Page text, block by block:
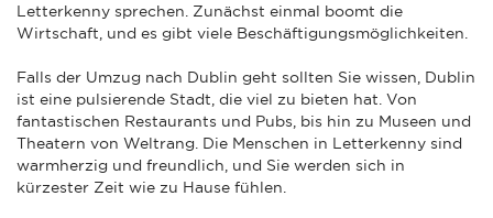
Letterkenny sprechen. Zunächst einmal boomt die
Wirtschaft, und es gibt viele Beschäftigungsmöglichkeiten.
Falls der Umzug nach Dublin geht sollten Sie wissen, Dublin
ist eine pulsierende Stadt, die viel zu bieten hat. Von
fantastischen Restaurants und Pubs, bis hin zu Museen und
Theatern von Weltrang. Die Menschen in Letterkenny sind
warmherzig und freundlich, und Sie werden sich in
kürzester Zeit wie zu Hause fühlen.